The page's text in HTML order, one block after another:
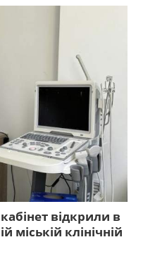
відкрили в
міській клінічній